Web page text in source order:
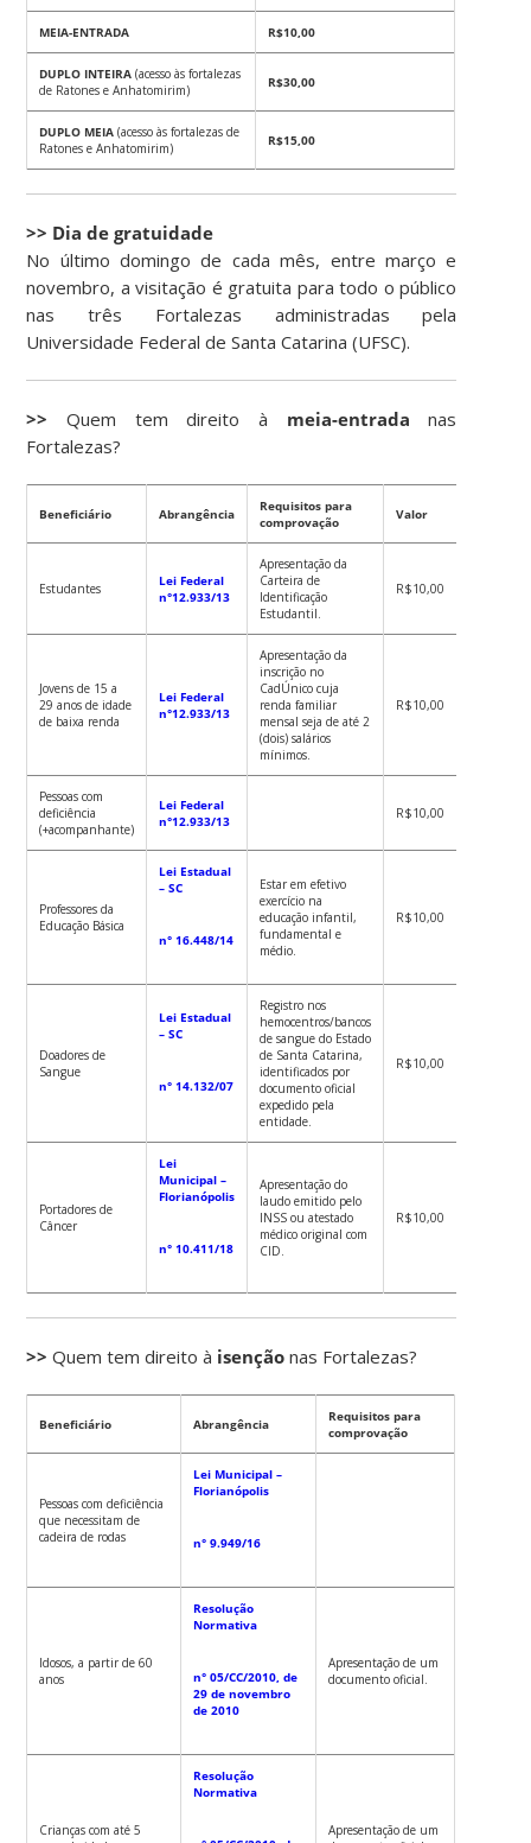
MEIA-ENTRADA R$10,00
DUPLO INTEIRA (acesso às fortalezas
de Ratones e Anhatomirim)
R$30,00
DUPLO MEIA(acesso às fortalezas de
Ratones e Anhatomirim)
R$15,00
>> Dia de gratuidade
No último domingo de cada mês, entre março e
novembro, a visitação é gratuita para todo o público
nas três Fortalezas administradas pela
Universidade Federal de Santa Catarina (UFSC).
>> Quem tem direito à meia-entrada nas
Fortalezas?
Beneficiário Abrangência
Requisitos para
comprovação
Valor
Estudantes
Lei Federal
n°12.933/13
Apresentação da
Carteira de
Identificação
Estudantil.
R$10,00
Jovens de 15 a
29 anos de idade
de baixa renda
Lei Federal
n°12.933/13
Apresentação da
inscrição no
CadÚnico cuja
renda familiar
mensal seja de até 2
(dois) salários
mínimos.
R$10,00
Pessoas com
deficiência
(+acompanhante)
Lei Federal
n°12.933/13
R$10,00
Professores da
Educação Básica
Lei Estadual
– SC
n° 16.448/14
Estar em efetivo
exercício na
educação infantil,
fundamental e
médio.
R$10,00
Doadores de
Sangue
Lei Estadual
– SC
n° 14.132/07
Registro nos
hemocentros/bancos
de sangue do Estado
de Santa Catarina,
identificados por
documento oficial
expedido pela
entidade.
R$10,00
Portadores de
Câncer
Lei
Municipal –
Florianópolis
n° 10.411/18
Apresentação do
laudo emitido pelo
INSS ou atestado
médico original com
CID.
R$10,00
>>Quem tem direito à isençãonas Fortalezas?
Beneficiário Abrangência
Requisitos para
comprovação
Pessoas com deficiência
que necessitam de
cadeira de rodas
Lei Municipal –
Florianópolis
n° 9.949/16
Idosos, a partir de 60
anos
Resolução
Normativa
n° 05/CC/2010, de
29 de novembro
de 2010
Apresentação de um
documento oficial.
Crianças com até 5
Resolução
Normativa
Apresentação de um